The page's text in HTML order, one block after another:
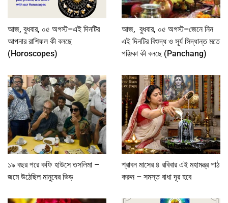
আজ, বুধবার, ০৫ অগস্ট–এই দিনটির
আপনার রাশিফল কী বলছে
(Horoscopes)
আজ, বুধবার, ০৫ অগস্ট–জেনে নিন
এই দিনটির বিশুদ্ধ ও সূর্য সিদ্ধান্ত মতে
পঞ্জিকা কী বলছে (Panchang)
১৯ বছর পরে কফি হাউসে তসলিমা –
জমে উঠেছিল মানুষের ভিড়
শ্রাবন মাসের ৪ রবিবার এই মহামন্ত্র পাঠ
করুন – সমস্ত বাধা দূর হবে